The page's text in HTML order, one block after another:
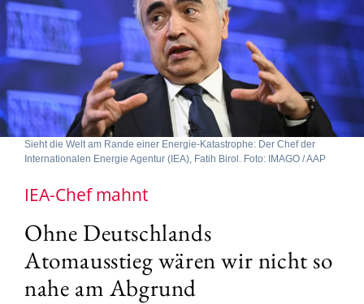
Sieht die Welt am Rande einer Energie-Katastrophe: Der Chef der
Internationalen Energie Agentur (IEA), Fatih Birol. Foto: IMAGO / AAP
IEA-Chef mahnt
Ohne Deutschlands
Atomausstieg wären wir nicht so
nahe am Abgrund